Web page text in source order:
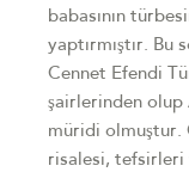
babasının
yaptırmıştır. Bu
Cennet Efendi
şairlerinden olup
müridi olmuştur.
risalesi, tefsirleri